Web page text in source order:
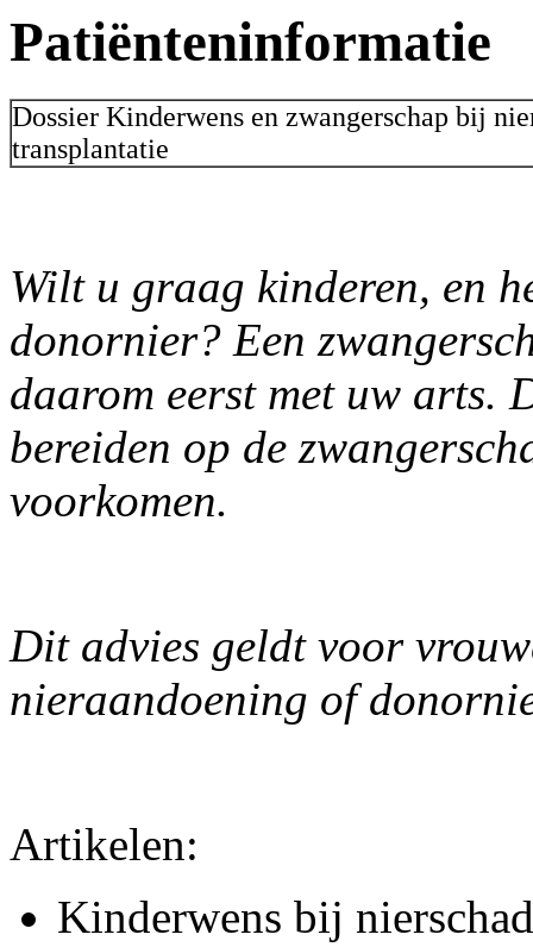
Patiënteninformatie
Dossier Kinderwens en zwangerschap bij
transplantatie
Wilt u graag kinderen, en
donornier? Een
daarom eerst met uw arts.
bereiden op de
voorkomen.
Dit advies geldt voor
nieraandoening of
Artikelen:
Kinderwens bij